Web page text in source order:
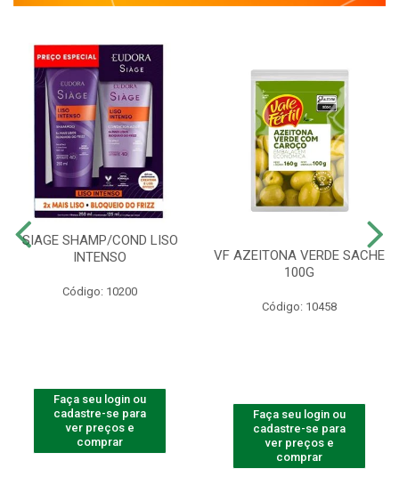
SIAGE SHAMP/COND LISO
INTENSO
Código: 10200
Faça seu login ou
cadastre-se para
ver preços e
comprar
VF AZEITONA VERDE SACHE
100G
Código: 10458
Faça seu login ou
cadastre-se para
ver preços e
comprar